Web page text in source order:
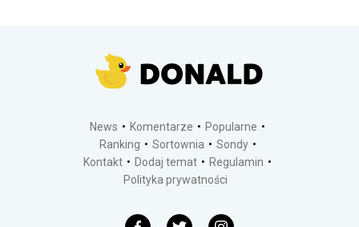
News Komentarze
Popularne
Ranking
Sortownia
Sondy
Kontakt
Dodaj temat
Regulamin
Polityka prywatności